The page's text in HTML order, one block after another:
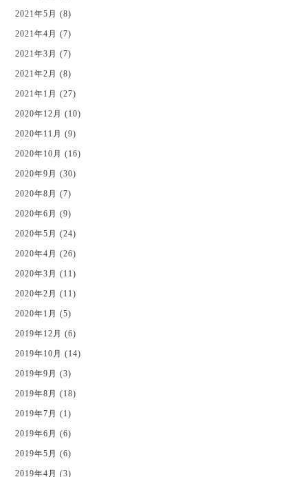
2021年5月 (8)
2021年4月 (7)
2021年3月 (7)
2021年2月 (8)
2021年1月 (27)
2020年12月 (10)
2020年11月 (9)
2020年10月 (16)
2020年9月 (30)
2020年8月 (7)
2020年6月 (9)
2020年5月 (24)
2020年4月 (26)
2020年3月 (11)
2020年2月 (11)
2020年1月 (5)
2019年12月 (6)
2019年10月 (14)
2019年9月 (3)
2019年8月 (18)
2019年7月 (1)
2019年6月 (6)
2019年5月 (6)
2019年4月 (3)